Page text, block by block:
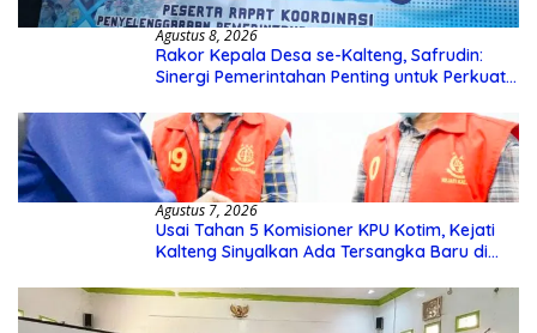
Agustus 8, 2026
Rakor Kepala Desa se-Kalteng, Safrudin:
Sinergi Pemerintahan Penting untuk Perkuat
Agustus 7, 2026
Usai Tahan 5 Komisioner KPU Kotim, Kejati
Kalteng Sinyalkan Ada Tersangka Baru di